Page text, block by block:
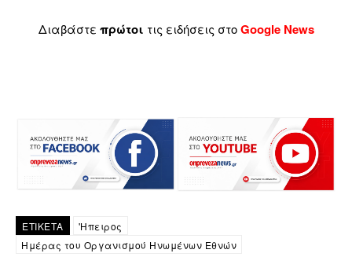
Διαβάστε πρώτοι τις ειδήσεις στοGoogle News
ΕΤΙΚΕΤΑ
'Ηπειρος
Ημέρας του Οργανισμού Ηνωμένων Εθνών